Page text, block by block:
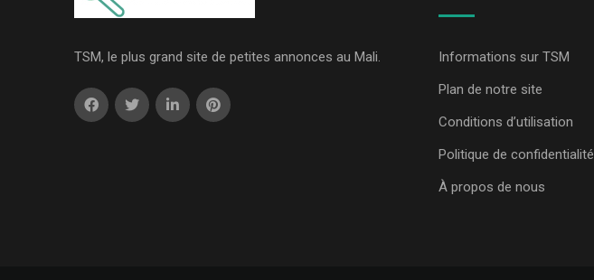
TSM, le plus grand site de petites annonces au Mali.
Informations sur TSM
Plan de notre site
Conditions d’utilisation
Politique de confidentialité
À propos de nous